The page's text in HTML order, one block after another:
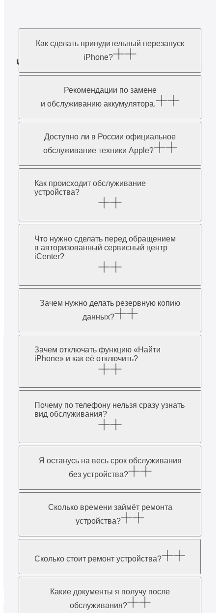
Часто задаваемые
вопросы
Как сделать принудительный перезапуск
iPhone?
Рекомендации по замене
и обслуживанию аккумулятора.
Доступно ли в России официальное
обслуживание техники Apple?
Как происходит обслуживание
устройства?
Что нужно сделать перед обращением
в авторизованный сервисный центр
iCenter?
Зачем нужно делать резервную копию
данных?
Зачем отключать функцию «Найти
iPhone» и как её отключить?
Почему по телефону нельзя сразу узнать
вид обслуживания?
Я останусь на весь срок обслуживания
без устройства?
Сколько времени займёт ремонта
устройства?
Сколько стоит ремонт устройства?
Какие документы я получу после
обслуживания?